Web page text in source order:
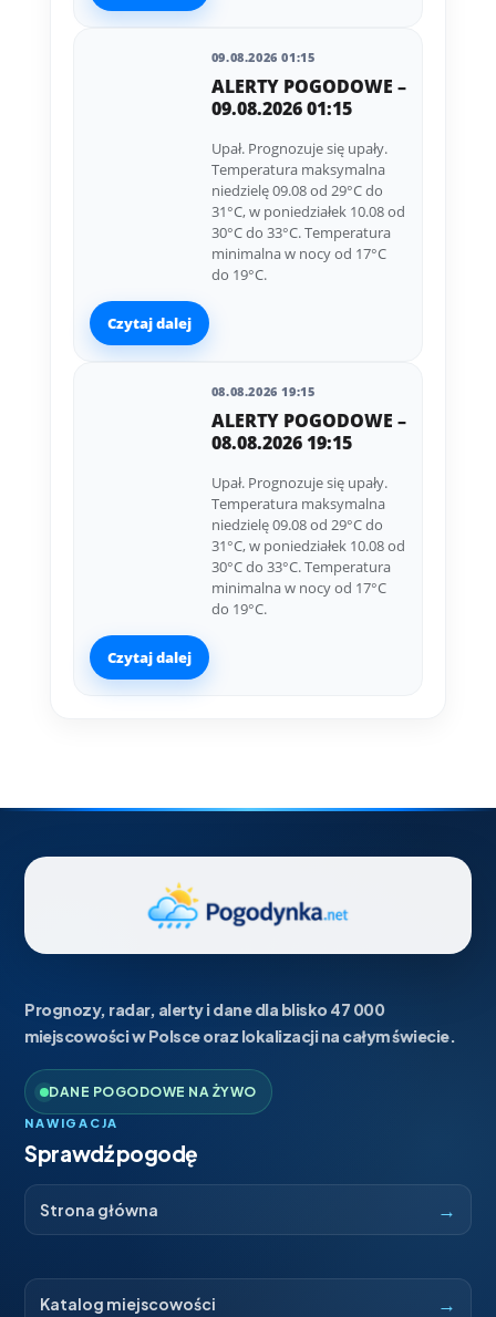
09.08.2026 01:15
ALERTY POGODOWE –
09.08.2026 01:15
Upał. Prognozuje się upały.
Temperatura maksymalna
niedzielę 09.08 od 29°C do
31°C, w poniedziałek 10.08 od
30°C do 33°C. Temperatura
minimalna w nocy od 17°C
do 19°C.
Czytaj dalej
08.08.2026 19:15
ALERTY POGODOWE –
08.08.2026 19:15
Upał. Prognozuje się upały.
Temperatura maksymalna
niedzielę 09.08 od 29°C do
31°C, w poniedziałek 10.08 od
30°C do 33°C. Temperatura
minimalna w nocy od 17°C
do 19°C.
Czytaj dalej
Prognozy, radar, alerty i dane dla blisko 47 000
miejscowości w Polsce oraz lokalizacji na całym świecie.
DANE POGODOWE NA ŻYWO
NAWIGACJA
Sprawdź pogodę
Strona główna →
Katalog miejscowości →